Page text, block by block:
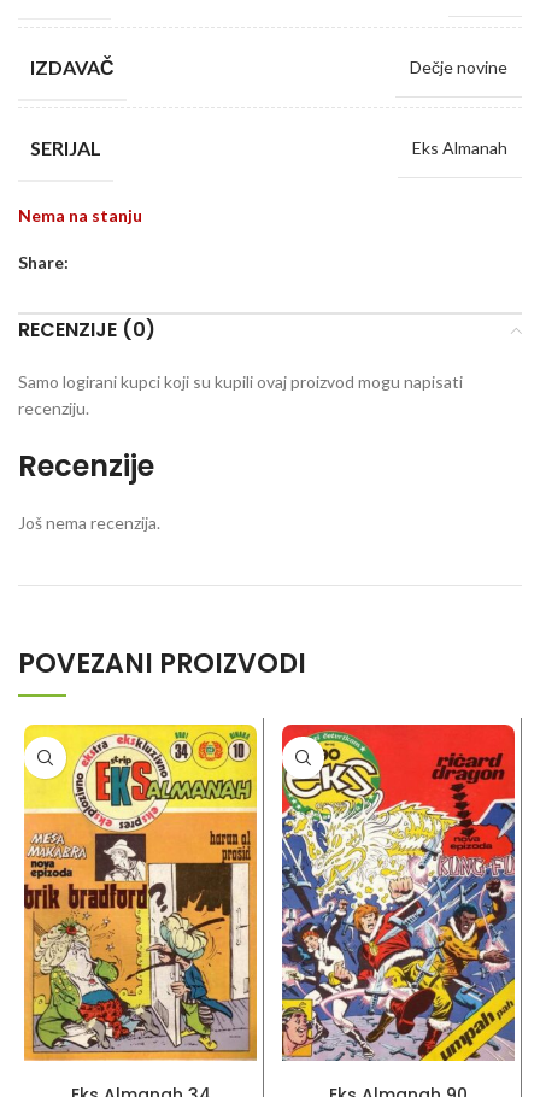
IZDAVAČ Dečje novine
SERIJAL Eks Almanah
Nema na stanju
Share:
RECENZIJE (0)
Recenzije
Još nema recenzija.
Samo logirani kupci koji su kupili ovaj proizvod mogu napisati
recenziju.
POVEZANI PROIZVODI